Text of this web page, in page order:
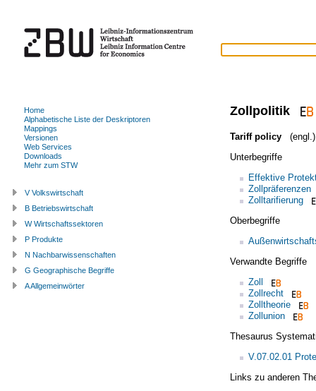
Zollpolitik
Tariff policy
(engl.)
Unterbegriffe
Effektive
Zollpräferenzen
Zolltarifierung
Oberbegriffe
Verwandte Begriffe
Zoll
Zollrecht
Zolltheorie
Zollunion
Thesaurus
V.07.02.01
Links zu anderen
Home
Alphabetische Liste der Deskriptoren
Mappings
Versionen
Web Services
Downloads
Mehr zum STW
V Volkswirtschaft
B Betriebswirtschaft
W Wirtschaftssektoren
P Produkte
N Nachbarwissenschaften
G Geographische Begriffe
A Allgemeinwörter